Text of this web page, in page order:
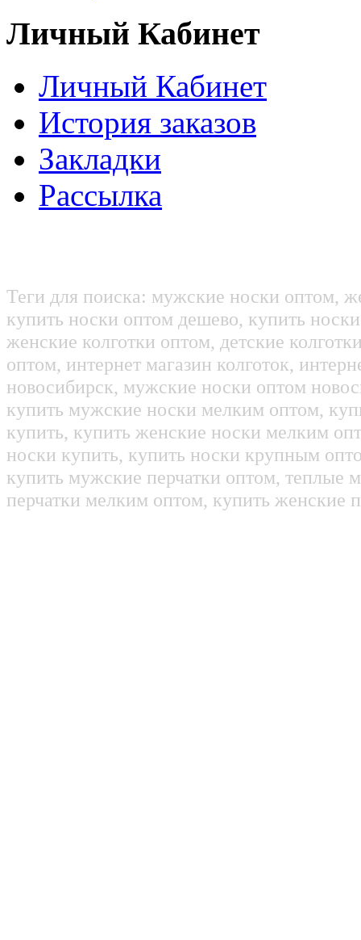
Личный Кабинет
Личный Кабинет
История заказов
Закладки
Рассылка
Теги для поиска: мужские носки оптом,
купить носки оптом дешево, купить
женские колготки оптом, детские
оптом, интернет магазин колготок,
новосибирск, мужские носки оптом
купить мужские носки мелким оптом,
купить, купить женские носки мелким
носки купить, купить носки крупным
купить мужские перчатки оптом, теплые
перчатки мелким оптом, купить женские